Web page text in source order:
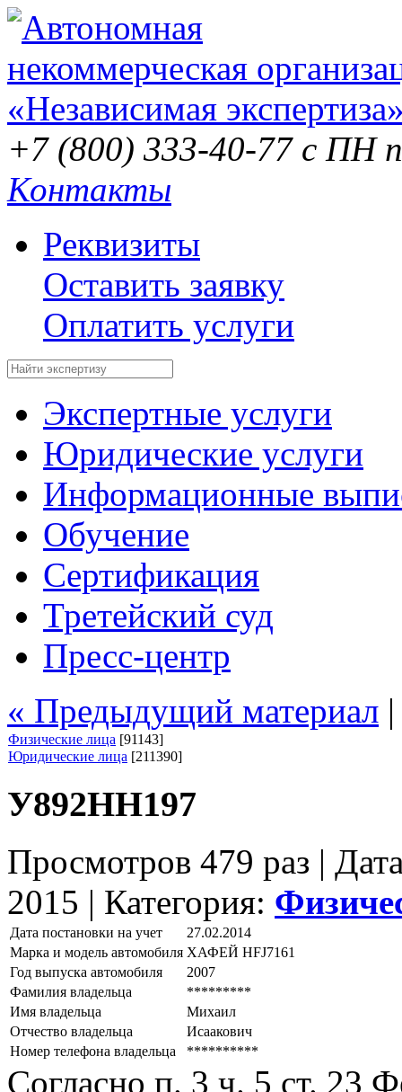
+7 (800) 333-40-77 с ПН
Контакты
Реквизиты
Оставить заявку
Оплатить услуги
Экспертные услуги
Юридические услуги
Информационные
Обучение
Сертификация
Третейский суд
Пресс-центр
« Предыдущий материал
Физические лица [91143]
Юридические лица [211390]
У892НН197
Просмотров 479 раз |
2015 | Категория:
Дата постановки на учет
27.02.2014
Марка и модель автомобиля ХАФЕЙ НFJ7161
Год выпуска автомобиля
2007
Фамилия владельца
*********
Имя владельца
Михаил
Отчество владельца
Исаакович
Номер телефона владельца
**********
Согласно п. 3 ч. 5 ст. 23